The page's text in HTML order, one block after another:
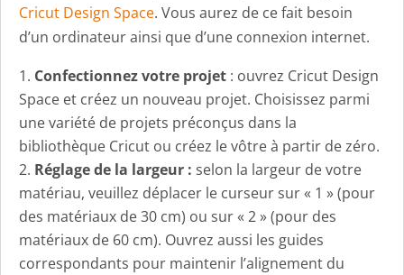
Cricut Design Space. Vous aurez de ce fait besoin
d’un ordinateur ainsi que d’une connexion internet.
Confectionnez votre projet : ouvrez Cricut Design
Space et créez un nouveau projet. Choisissez parmi
une variété de projets préconçus dans la
bibliothèque Cricut ou créez le vôtre à partir de zéro.
Réglage de la largeur : selon la largeur de votre
matériau, veuillez déplacer le curseur sur « 1 » (pour
des matériaux de 30 cm) ou sur « 2 » (pour des
matériaux de 60 cm). Ouvrez aussi les guides
correspondants pour maintenir l’alignement du